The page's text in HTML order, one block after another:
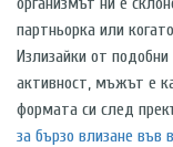
партньорка или
Излизайки от
активност, мъжът е
формата си след
за бързо влизане във